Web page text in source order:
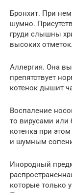
Бронхит. При
шумно.
груди слышны
высоких отметок.
Аллергия. Она
препятствует
котенок дышит
Воспаление
то вирусами или
котенка при
и шумным
Инородный
которые только